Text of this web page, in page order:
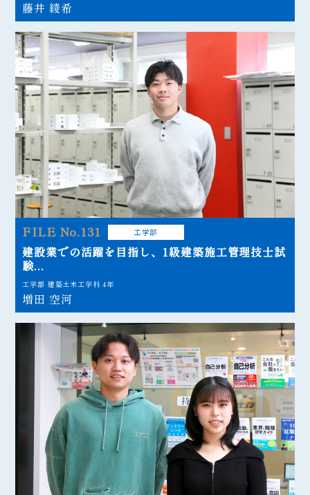
藤井 綾希
FILE No.131 工学部
建設業での活躍を目指し、1級建築施工管理技士試
験...
工学部 建築土木工学科 4年
増田 空河